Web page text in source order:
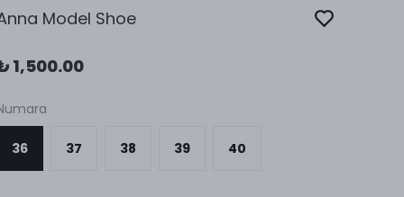
Model Shoe
1,500.00
36 37 38 39 40